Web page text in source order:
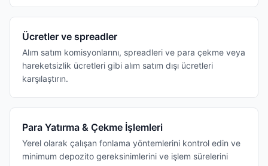
Ücretler ve spreadler
Alım satım komisyonlarını, spreadleri ve para çekme veya
hareketsizlik ücretleri gibi alım satım dışı ücretleri
karşılaştırın.
Para Yatırma & Çekme İşlemleri
Yerel olarak çalışan fonlama yöntemlerini kontrol edin ve
minimum depozito gereksinimlerini ve işlem sürelerini